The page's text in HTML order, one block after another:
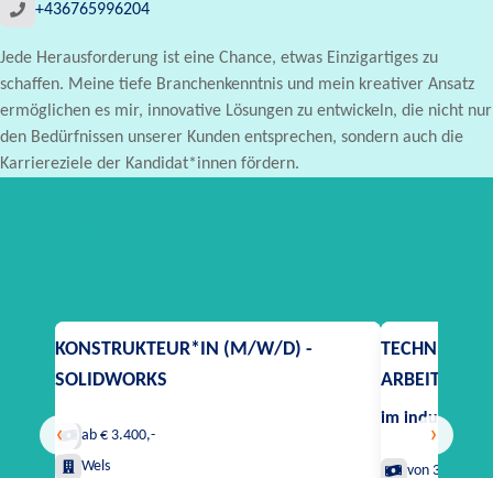
+436765996204
Jede Herausforderung ist eine Chance, etwas Einzigartiges zu
schaffen. Meine tiefe Branchenkenntnis und mein kreativer Ansatz
ermöglichen es mir, innovative Lösungen zu entwickeln, die nicht nur
den Bedürfnissen unserer Kunden entsprechen, sondern auch die
Karriereziele der Kandidat*innen fördern.
KONSTRUKTEUR*IN (M/W/D) -
SOLIDWORKS
ab € 3.400,-
Wels
im
von 3.300 bis
‹ ›